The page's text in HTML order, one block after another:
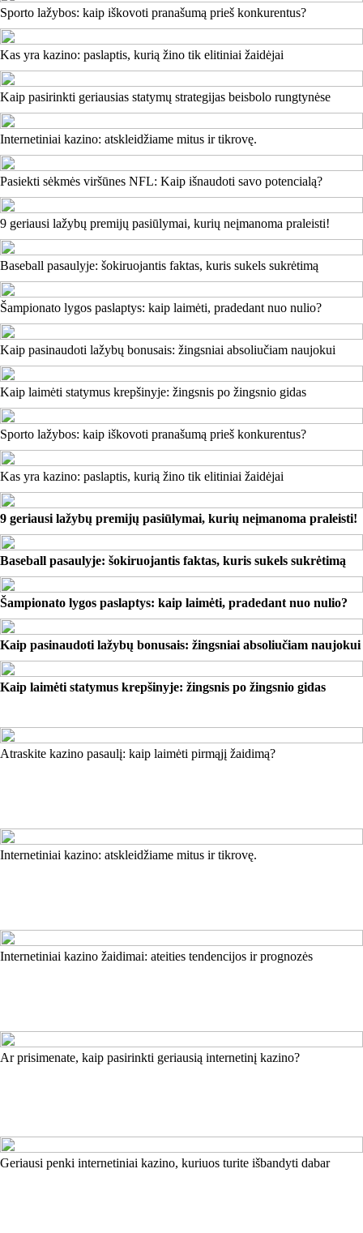
Sporto lažybos: kaip iškovoti pranašumą prieš konkurentus?
Kas yra kazino: paslaptis, kurią žino tik elitiniai žaidėjai
Kaip pasirinkti geriausias statymų strategijas beisbolo rungtynėse
Internetiniai kazino: atskleidžiame mitus ir tikrovę.
Pasiekti sėkmės viršūnes NFL: Kaip išnaudoti savo potencialą?
9 geriausi lažybų premijų pasiūlymai, kurių neįmanoma praleisti!
Baseball pasaulyje: šokiruojantis faktas, kuris sukels sukrėtimą
Šampionato lygos paslaptys: kaip laimėti, pradedant nuo nulio?
Kaip pasinaudoti lažybų bonusais: žingsniai absoliučiam naujokui
Kaip laimėti statymus krepšinyje: žingsnis po žingsnio gidas
Sporto lažybos: kaip iškovoti pranašumą prieš konkurentus?
Kas yra kazino: paslaptis, kurią žino tik elitiniai žaidėjai
9 geriausi lažybų premijų pasiūlymai, kurių neįmanoma praleisti!
Baseball pasaulyje: šokiruojantis faktas, kuris sukels sukrėtimą
Šampionato lygos paslaptys: kaip laimėti, pradedant nuo nulio?
Kaip pasinaudoti lažybų bonusais: žingsniai absoliučiam naujokui
Kaip laimėti statymus krepšinyje: žingsnis po žingsnio gidas
Atraskite kazino pasaulį: kaip laimėti pirmąjį žaidimą?
Internetiniai kazino: atskleidžiame mitus ir tikrovę.
Internetiniai kazino žaidimai: ateities tendencijos ir prognozės
Ar prisimenate, kaip pasirinkti geriausią internetinį kazino?
Geriausi penki internetiniai kazino, kuriuos turite išbandyti dabar